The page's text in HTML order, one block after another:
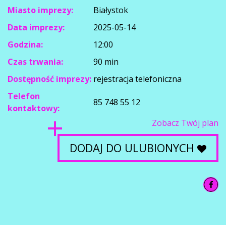
Miasto imprezy:
Białystok
Data imprezy:
2025-05-14
Godzina:
12:00
Czas trwania:
90 min
Dostępność imprezy: rejestracja telefoniczna
Telefon
kontaktowy:
85 748 55 12
Zobacz Twój plan
DODAJ DO ULUBIONYCH